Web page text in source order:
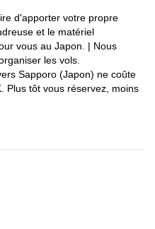
d'apporter votre propre
et le matériel
vous au Japon. | Nous
les vols.
Sapporo (Japon) ne coûte
Plus tôt vous réservez, moins
le souhaitez. | Si vous avez
pour vous.